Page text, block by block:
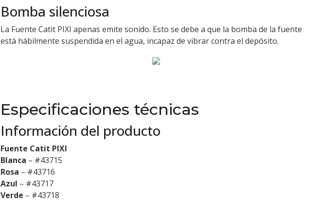
Bomba silenciosa
La Fuente Catit PIXI apenas emite sonido. Esto se debe a que la bomba de la fuente
está hábilmente suspendida en el agua, incapaz de vibrar contra el depósito.
Especificaciones técnicas
Información del producto
Fuente Catit PIXI
Blanca – #43715
Rosa – #43716
Azul – #43717
Verde – #43718